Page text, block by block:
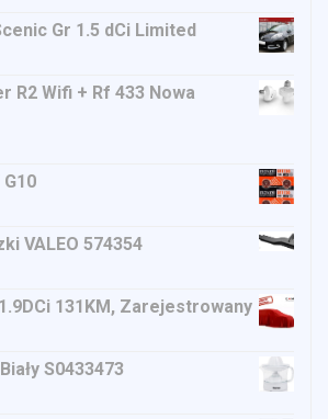
Gr 1.5 dCi Limited
R2 Wifi + Rf 433 Nowa
VALEO 574354
131KM, Zarejestrowany
S0433473